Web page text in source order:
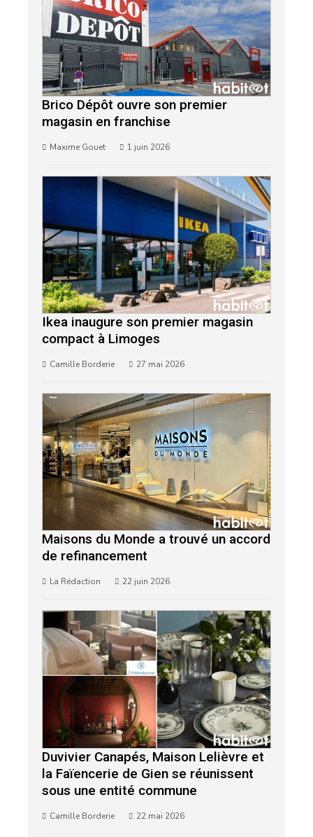
Brico Dépôt ouvre son premier
magasin en franchise
Maxime Gouet 1 juin 2026
Ikea inaugure son premier magasin
compact à Limoges
Camille Borderie 27 mai 2026
Maisons du Monde a trouvé un accord
de refinancement
La Rédaction 22 juin 2026
Duvivier Canapés, Maison Lelièvre et
la Faïencerie de Gien se réunissent
sous une entité commune
Camille Borderie 22 mai 2026